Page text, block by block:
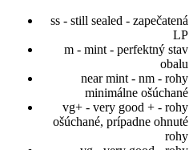
ss - still sealed - zapečatená
LP
m - mint - perfektný stav
obalu
near mint - nm - rohy
minimálne ošúchané
vg+ - very good + - rohy
ošúchané, prípadne ohnuté
rohy